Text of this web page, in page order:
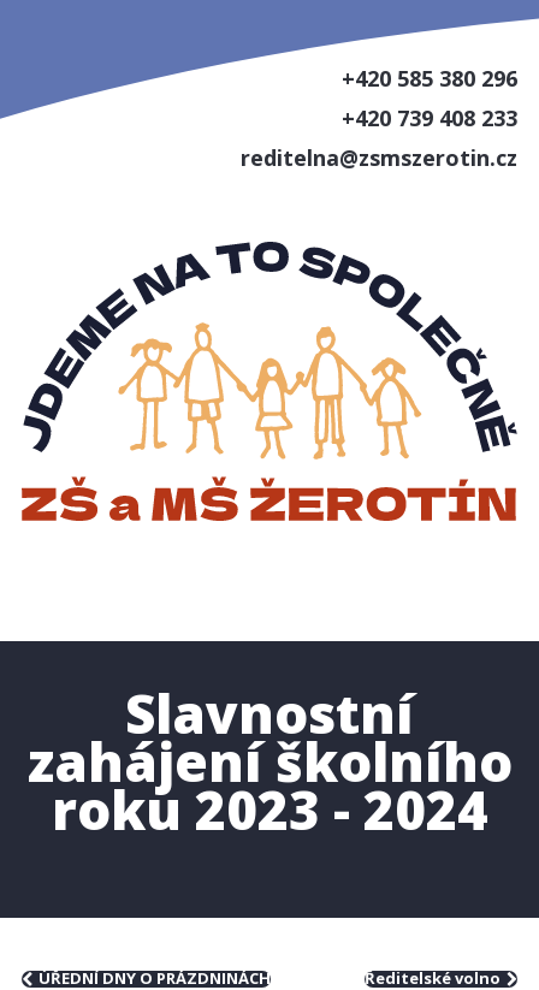
+420 585 380 296
+420 739 408 233
reditelna@zsmszerotin.cz
Slavnostní
zahájení školního
roku 2023 - 2024
ÚŘEDNÍ DNY O PRÁZDNINÁCH Ředitelské volno